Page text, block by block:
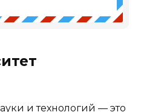
и технологий — это